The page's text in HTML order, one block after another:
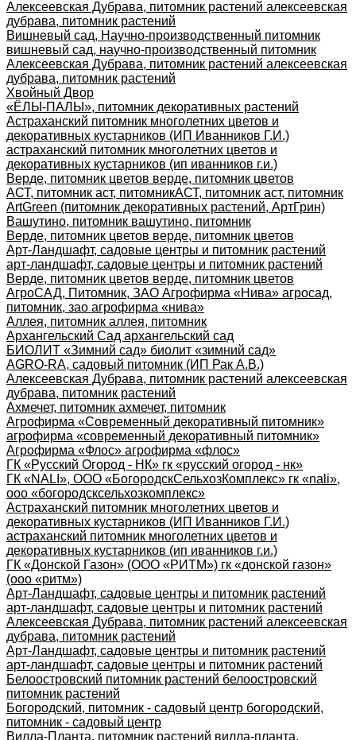
Алексеевская Дубрава, питомник растений алексеевская
дубрава, питомник растений
Вишневый сад, Научно-производственный питомник
вишневый сад, научно-производственный питомник
Алексеевская Дубрава, питомник растений алексеевская
дубрава, питомник растений
Хвойный Двор
«ЁЛЫ-ПАЛЫ», питомник декоративных растений
Астраханский питомник многолетних цветов и
декоративных кустарников (ИП Иванников Г.И.)
астраханский питомник многолетних цветов и
декоративных кустарников (ип иванников г.и.)
Верде, питомник цветов верде, питомник цветов
АСТ, питомник аст, питомникАСТ, питомник аст, питомник
ArtGreen (питомник декоративных растений, АртГрин)
Вашутино, питомник вашутино, питомник
Верде, питомник цветов верде, питомник цветов
Арт-Ландшафт, садовые центры и питомник растений
арт-ландшафт, садовые центры и питомник растений
Верде, питомник цветов верде, питомник цветов
АгроСАД, Питомник, ЗАО Агрофирма «Нива» агросад,
питомник, зао агрофирма «нива»
Аллея, питомник аллея, питомник
Архангельский Сад архангельский сад
БИОЛИТ «Зимний сад» биолит «зимний сад»
AGRO-RA, садовый питомник (ИП Рак А.В.)
Алексеевская Дубрава, питомник растений алексеевская
дубрава, питомник растений
Ахмечет, питомник ахмечет, питомник
Агрофирма «Современный декоративный питомник»
агрофирма «современный декоративный питомник»
Агрофирма «Флос» агрофирма «флос»
ГК «Русский Огород - НК» гк «русский огород - нк»
ГК «NALI», ООО «БогородскСельхозКомплекс» гк «nali»,
ооо «богородсксельхозкомплекс»
Астраханский питомник многолетних цветов и
декоративных кустарников (ИП Иванников Г.И.)
астраханский питомник многолетних цветов и
декоративных кустарников (ип иванников г.и.)
ГК «Донской Газон» (ООО «РИТМ») гк «донской газон»
(ооо «ритм»)
Арт-Ландшафт, садовые центры и питомник растений
арт-ландшафт, садовые центры и питомник растений
Алексеевская Дубрава, питомник растений алексеевская
дубрава, питомник растений
Арт-Ландшафт, садовые центры и питомник растений
арт-ландшафт, садовые центры и питомник растений
Белоостровский питомник растений белоостровский
питомник растений
Богородский, питомник - садовый центр богородский,
питомник - садовый центр
Вилла-Планта, питомник растений вилла-планта,